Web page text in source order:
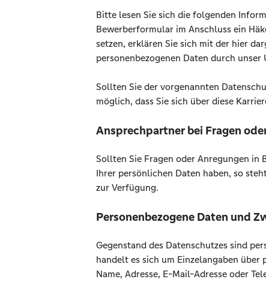
Bitte lesen Sie sich die folgenden
Bewerberformular im Anschluss ein
setzen, erklären Sie sich mit der hier
personenbezogenen Daten durch
Sollten Sie der vorgenannten
möglich, dass Sie sich über diese
Ansprechpartner bei Fragen
Sollten Sie Fragen oder Anregungen in
Ihrer persönlichen Daten haben, so
zur Verfügung.
Personenbezogene Daten und
Gegenstand des Datenschutzes sind
handelt es sich um Einzelangaben über
Name, Adresse, E-Mail-Adresse oder